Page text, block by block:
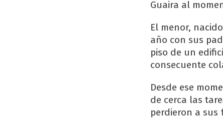
Guaira al
El menor,
año con sus
piso de un
consecuente
Desde ese
de cerca las
perdieron a sus